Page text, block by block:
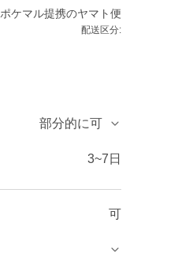
ポケマル提携のヤマト便
配送区分:
部分的に可
3~7日
可